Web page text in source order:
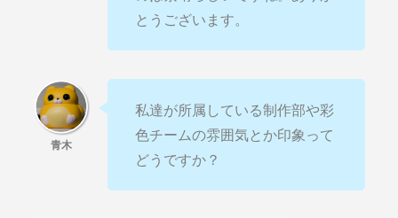
とうございます。
私達が所属している制作部や彩
色チームの雰囲気とか印象って
どうですか？